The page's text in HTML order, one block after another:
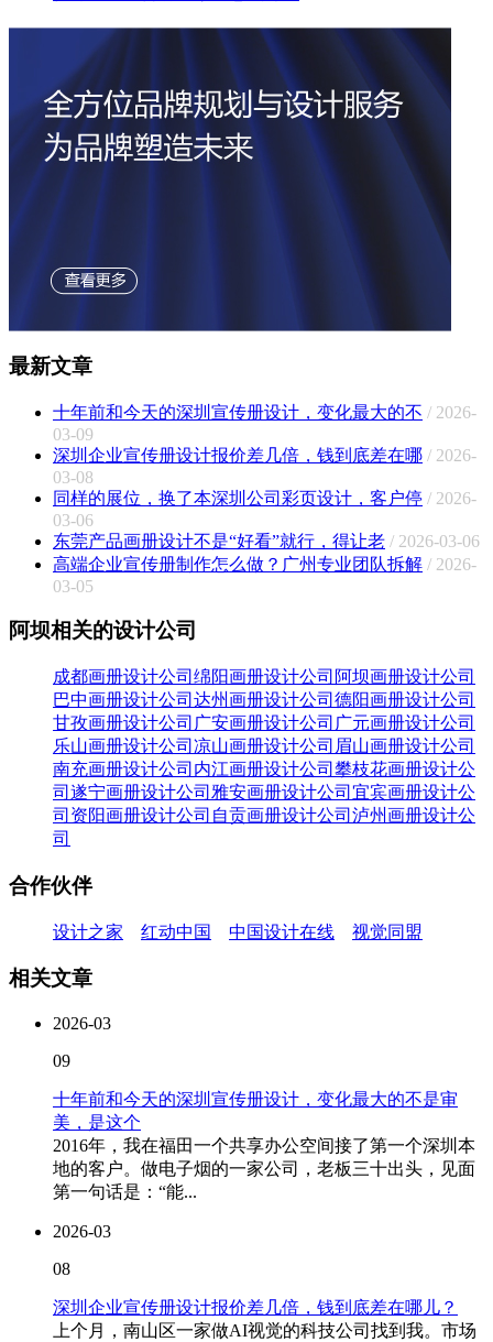
最新文章
十年前和今天的深圳宣传册设计，变化最大的不 / 2026-
03-09
深圳企业宣传册设计报价差几倍，钱到底差在哪 / 2026-
03-08
同样的展位，换了本深圳公司彩页设计，客户停 / 2026-
03-06
东莞产品画册设计不是“好看”就行，得让老 / 2026-03-06
高端企业宣传册制作怎么做？广州专业团队拆解 / 2026-
03-05
阿坝相关的设计公司
成都画册设计公司 绵阳画册设计公司 阿坝画册设计公司
巴中画册设计公司 达州画册设计公司 德阳画册设计公司
甘孜画册设计公司 广安画册设计公司 广元画册设计公司
乐山画册设计公司 凉山画册设计公司 眉山画册设计公司
南充画册设计公司 内江画册设计公司 攀枝花画册设计公
司 遂宁画册设计公司 雅安画册设计公司 宜宾画册设计公
司 资阳画册设计公司 自贡画册设计公司 泸州画册设计公
司
合作伙伴
设计之家 红动中国 中国设计在线 视觉同盟
相关文章
2026-03
09
十年前和今天的深圳宣传册设计，变化最大的不是审
美，是这个
2016年，我在福田一个共享办公空间接了第一个深圳本
地的客户。做电子烟的一家公司，老板三十出头，见面
第一句话是：“能...
2026-03
08
深圳企业宣传册设计报价差几倍，钱到底差在哪儿？
上个月，南山区一家做AI视觉的科技公司找到我。市场